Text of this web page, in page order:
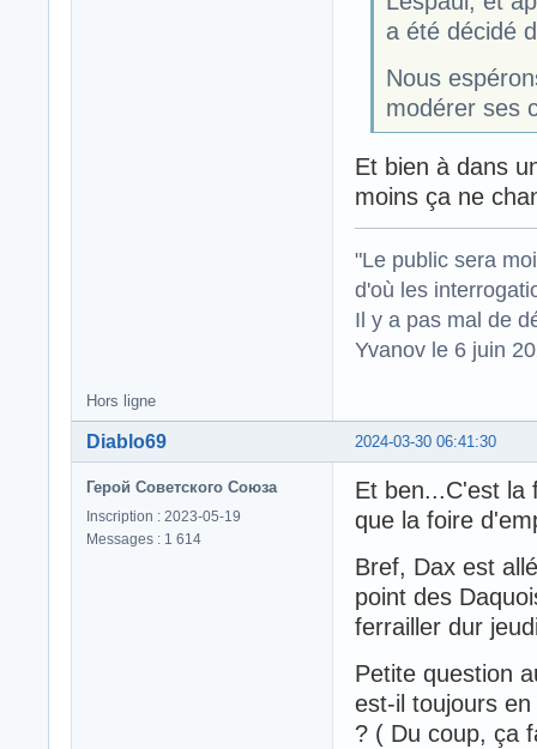
a été décidé
Nous
modérer ses
Et bien à dans
moins ça ne
"Le public sera
d'où les
Il y a pas mal de
Yvanov le 6 juin
Hors ligne
2024-03-30 06:41:30
Diablo69
Герой Советского Союза
Inscription : 2023-05-19
Messages : 1 614
Et ben...C'est la
que la foire
Bref, Dax est
point des
ferrailler dur
Petite question
est-il toujours
? ( Du coup, ça